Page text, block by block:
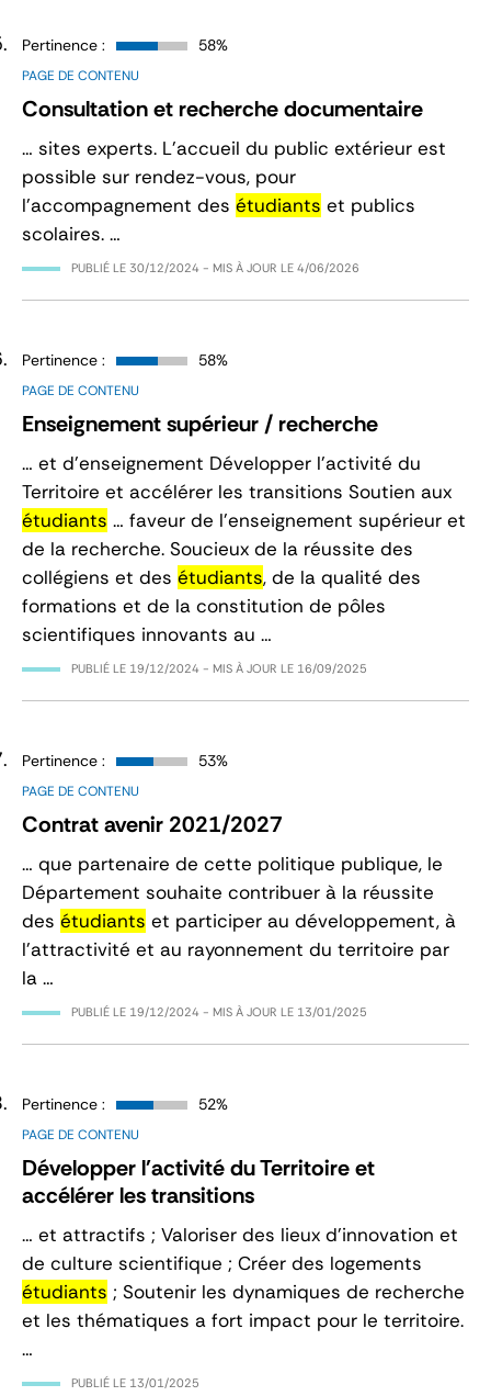
PAGE DE CONTENU
Consultation et recherche documentaire
Pertinence : 58%
… sites experts. L’accueil du public extérieur est
possible sur rendez-vous, pour
l’accompagnement des étudiants et publics
scolaires. …
PUBLIÉ LE 30/12/2024 - MIS À JOUR LE 4/06/2026
PAGE DE CONTENU
Enseignement supérieur / recherche
Pertinence : 58%
… et d'enseignement Développer l'activité du
Territoire et accélérer les transitions Soutien aux
étudiants … faveur de l’enseignement supérieur et
de la recherche. Soucieux de la réussite des
collégiens et des étudiants, de la qualité des
formations et de la constitution de pôles
scientifiques innovants au …
PUBLIÉ LE 19/12/2024 - MIS À JOUR LE 16/09/2025
PAGE DE CONTENU
Contrat avenir 2021/2027
Pertinence : 53%
… que partenaire de cette politique publique, le
Département souhaite contribuer à la réussite
des étudiants et participer au développement, à
l’attractivité et au rayonnement du territoire par
la …
PUBLIÉ LE 19/12/2024 - MIS À JOUR LE 13/01/2025
PAGE DE CONTENU
Développer l'activité du Territoire et
accélérer les transitions
Pertinence : 52%
… et attractifs ; Valoriser des lieux d’innovation et
de culture scientifique ; Créer des logements
étudiants ; Soutenir les dynamiques de recherche
et les thématiques a fort impact pour le territoire.
…
PUBLIÉ LE 13/01/2025